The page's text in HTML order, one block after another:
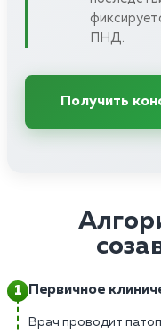
ПНД.
Получить
Первичное
Врач проводит